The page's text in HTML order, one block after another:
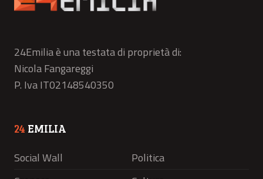
24Emilia è una testata di proprietà di:
Nicola Fangareggi
P. Iva IT02148540350
24 EMILIA
Social Wall
Politica